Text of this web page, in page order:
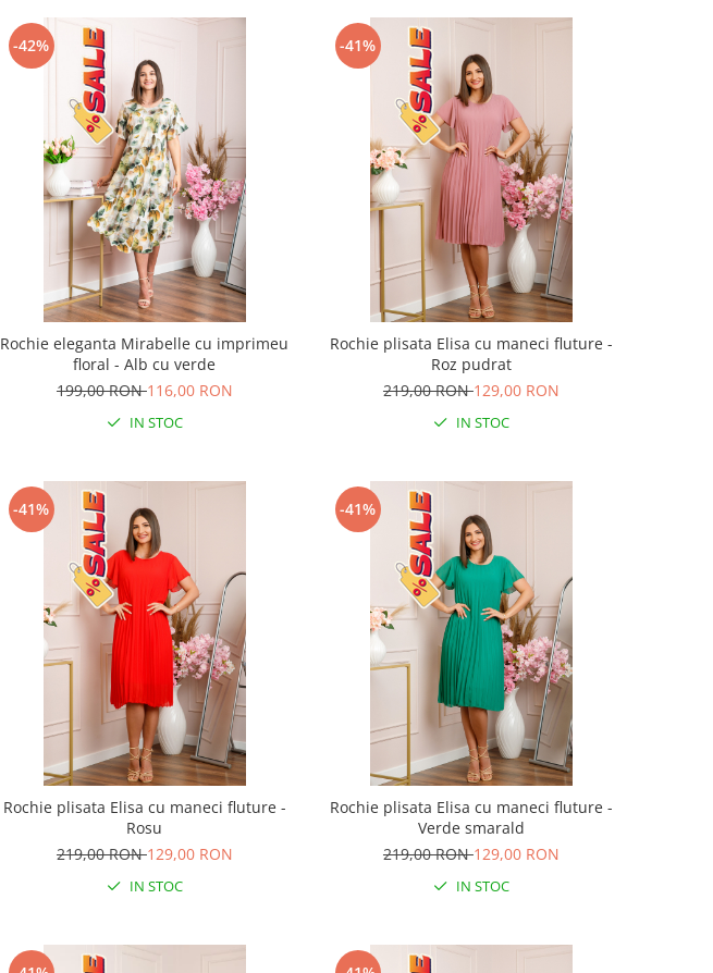
-42%
Rochie eleganta Mirabelle cu imprimeu
floral - Alb cu verde
199,00 RON116,00 RON
IN STOC
-41%
Rochie plisata Elisa cu maneci fluture -
Roz pudrat
219,00 RON129,00 RON
IN STOC
-41%
Rochie plisata Elisa cu maneci fluture -
Rosu
219,00 RON129,00 RON
IN STOC
-41%
Rochie plisata Elisa cu maneci fluture -
Verde smarald
219,00 RON129,00 RON
IN STOC